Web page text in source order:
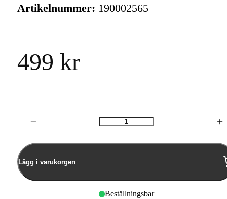
Artikelnummer: 190002565
499 kr
Antal
Lägg i varukorgen
Beställningsbar